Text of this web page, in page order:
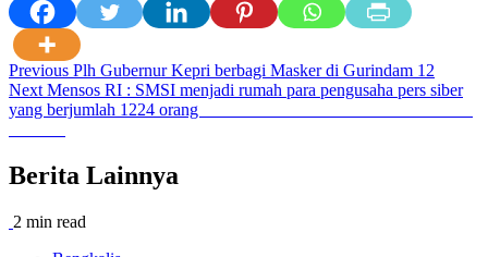
Post
navigation
Previous Plh Gubernur Kepri berbagi Masker di Gurindam 12
Next Mensos RI : SMSI menjadi rumah para pengusaha pers siber
yang berjumlah 1224 orang
Berita Lainnya
2 min read